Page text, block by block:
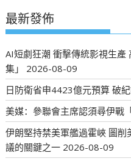
最新發佈
AI短劇狂潮 衝擊傳統影視生
集」
2026-08-09
日防衛省申4423億元預算 破
美媒：參聯會主席認須尋伊戰
伊朗堅持禁美軍艦過霍峽 圖
議的關鍵之一 2026-08-09